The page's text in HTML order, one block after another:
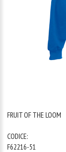
FRUIT OF THE LOOM
CODICE:
F62216-51